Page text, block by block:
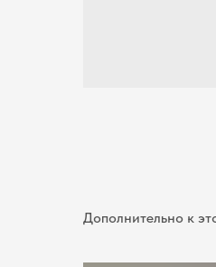
Дополнительно к